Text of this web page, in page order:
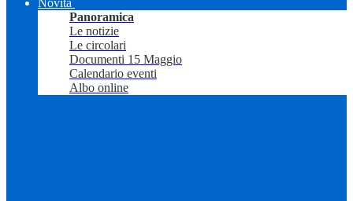
Novità
Panoramica
Le notizie
Le circolari
Documenti 15 Maggio
Calendario eventi
Albo online